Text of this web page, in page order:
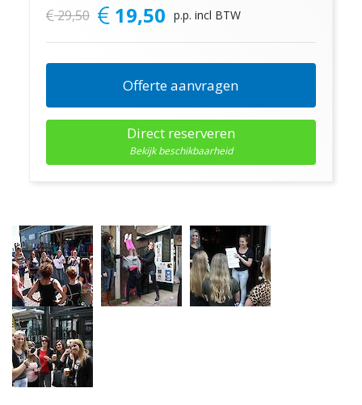
29,50 19,50 p.p. incl BTW
Offerte aanvragen
Direct reserveren
Bekijk beschikbaarheid